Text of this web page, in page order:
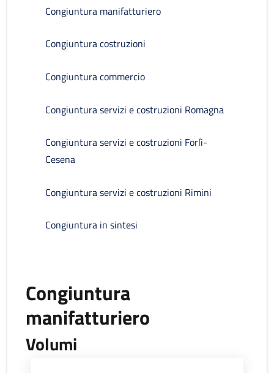
Congiuntura manifatturiero
Congiuntura costruzioni
Congiuntura commercio
Congiuntura servizi e costruzioni Romagna
Congiuntura servizi e costruzioni Forlì-
Cesena
Congiuntura servizi e costruzioni Rimini
Congiuntura in sintesi
Congiuntura
manifatturiero
Volumi